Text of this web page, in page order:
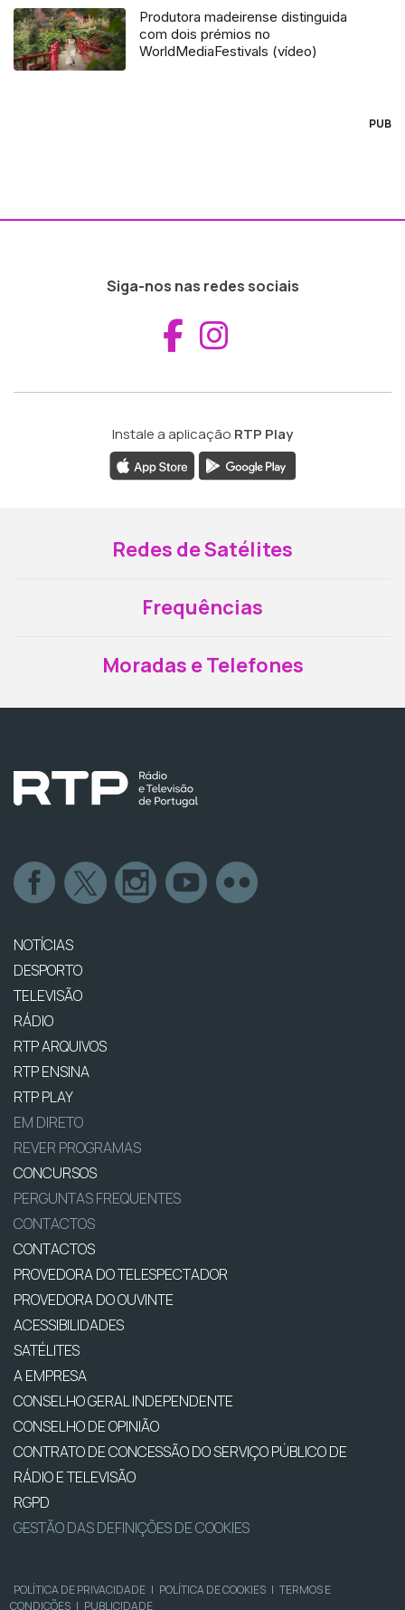
Produtora madeirense distinguida
com dois prémios no
WorldMediaFestivals (vídeo)
PUB
Siga-nos nas redes sociais
Aceder ao
Instale a aplicação RTP Play
Redes de Satélites
Frequências
Moradas e Telefones
NOTÍCIAS
DESPORTO
TELEVISÃO
RÁDIO
RTP ARQUIVOS
RTP ENSINA
RTP PLAY
EM DIRETO
REVER PROGRAMAS
CONCURSOS
PERGUNTAS FREQUENTES
CONTACTOS
CONTACTOS
PROVEDORA DO TELESPECTADOR
PROVEDORA DO OUVINTE
ACESSIBILIDADES
SATÉLITES
A EMPRESA
CONSELHO GERAL INDEPENDENTE
CONSELHO DE OPINIÃO
CONTRATO DE CONCESSÃO DO SERVIÇO PÚBLICO DE
RÁDIO E TELEVISÃO
RGPD
GESTÃO DAS DEFINIÇÕES DE COOKIES
POLÍTICA DE PRIVACIDADE | POLÍTICA DE COOKIES | TERMOS E
CONDIÇÕES | PUBLICIDADE